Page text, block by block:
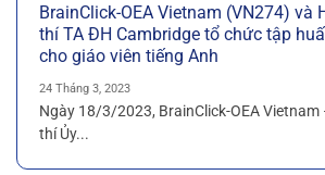
BrainClick-OEA Vietnam (VN274) và
thí TA ĐH Cambridge tổ chức tập
cho giáo viên tiếng Anh
24 Tháng 3, 2023
Ngày 18/3/2023, BrainClick-OEA
thí Ủy...